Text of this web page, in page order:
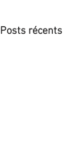
Posts récents